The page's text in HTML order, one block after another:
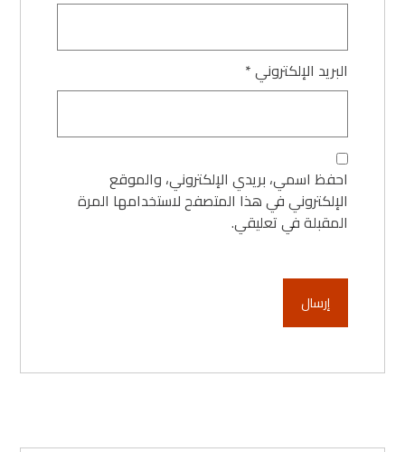
البريد الإلكتروني*
احفظ اسمي، بريدي الإلكتروني، والموقع
الإلكتروني في هذا المتصفح لاستخدامها المرة
المقبلة في تعليقي.